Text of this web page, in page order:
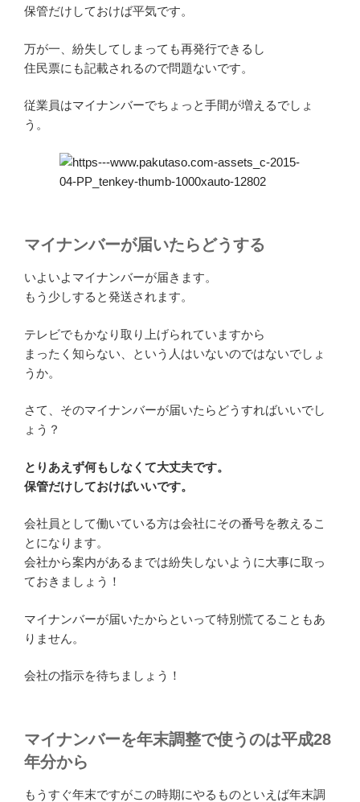
保管だけしておけば平気です。
万が一、紛失してしまっても再発行できるし
住民票にも記載されるので問題ないです。
従業員はマイナンバーでちょっと手間が増えるでしょ
う。
マイナンバーが届いたらどうする
いよいよマイナンバーが届きます。
もう少しすると発送されます。
テレビでもかなり取り上げられていますから
まったく知らない、という人はいないのではないでしょ
うか。
さて、そのマイナンバーが届いたらどうすればいいでし
ょう？
とりあえず何もしなくて大丈夫です。
保管だけしておけばいいです。
会社員として働いている方は会社にその番号を教えるこ
とになります。
会社から案内があるまでは紛失しないように大事に取っ
ておきましょう！
マイナンバーが届いたからといって特別慌てることもあ
りません。
会社の指示を待ちましょう！
マイナンバーを年末調整で使うのは平成28
年分から
もうすぐ年末ですがこの時期にやるものといえば年末調